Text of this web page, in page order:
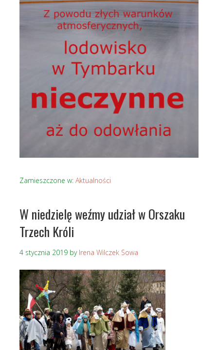
Zamieszczone w: Aktualności
W niedzielę weźmy udział w Orszaku
Trzech Króli
4 stycznia 2019 by Irena Wilczek Sowa